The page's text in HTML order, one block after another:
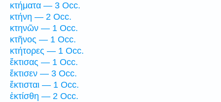
κτήματα — 3 Occ.
κτήνη — 2 Occ.
κτηνῶν — 1 Occ.
κτῆνος — 1 Occ.
κτήτορες — 1 Occ.
ἔκτισας — 1 Occ.
ἔκτισεν — 3 Occ.
ἔκτισται — 1 Occ.
ἐκτίσθη — 2 Occ.